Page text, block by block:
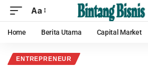
Aa
Home Berita Utama Capital Market
ENTREPRENEUR